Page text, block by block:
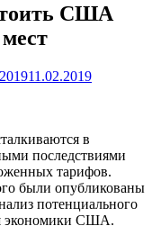
США
11.02.2019
в
последствиями
тарифов.
были опубликованы
потенциального
экономики США.